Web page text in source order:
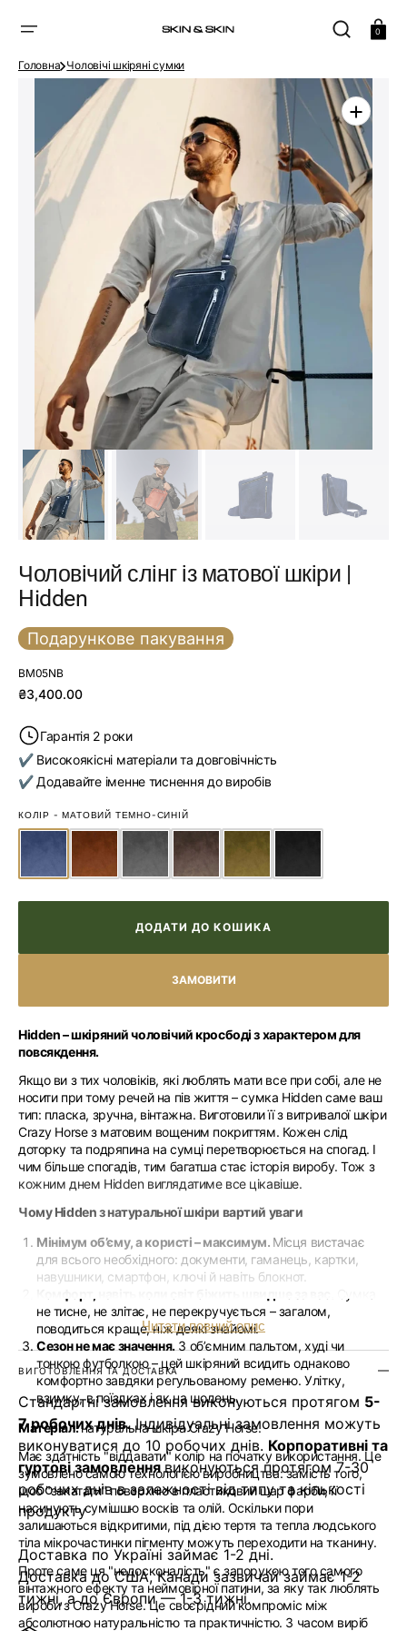
Кошик
0
Головна Чоловічі шкіряні сумки
Відкрити
головне
медіа
в
галереї
Чоловічий слінг із матової шкіри |
Hidden
Подарункове пакування
SKU:
BM05NB
Звичайна
₴3,400.00
Гарантія 2 роки
✔ Високоякісні матеріали та довговічність
✔ Додавайте іменне тиснення до виробів
КОЛІР -МАТОВИЙ ТЕМНО-СИНІЙ
ДОДАТИ ДО КОШИКА
Hidden – шкіряний чоловічий кросбоді з характером для
повсякдення.
Якщо ви з тих чоловіків, які люблять мати все при собі, але не
носити при тому речей на пів життя – сумка Hidden саме ваш
тип: пласка, зручна, вінтажна. Виготовили її з витривалої шкіри
Crazy Horse з матовим вощеним покриттям. Кожен слід
доторку та подряпина на сумці перетворюється на спогад. І
чим більше спогадів, тим багатша стає історія виробу. Тож з
кожним днем Hidden виглядатиме все цікавіше.
Чому Hidden з натуральної шкіри вартий уваги
Мінімум об’єму, а користі – максимум. Місця вистачає
для всього необхідного: документи, гаманець, картки,
навушники, смартфон, ключі й навіть блокнот.
не тисне, не злітає, не перекручується – загалом,
поводиться краще, ніж деякі знайомі.
Сезон не має значення.З обʼємним пальтом, худі чи
тонкою футболкою – цей шкіряний всидить однаково
комфортно завдяки регульованому ременю. Улітку,
взимку, в поїздках і як на щодень.
Матеріал:натуральна шкіра Crazy Horse.
Має здатність "віддавати" колір на початку використання. Це
зумовлено самою технологією виробництва: замість того,
щоб "закатати" поверхню в пластиковий шар фарби, її
насичують сумішшю восків та олій. Оскільки пори
залишаються відкритими, під дією тертя та тепла людського
тіла мікрочастинки пігменту можуть переходити на тканину.
Проте саме ця "недосконалість" є запорукою того самого
вінтажного ефекту та неймовірної патини, за яку так люблять
вироби з Crazy Horse. Це своєрідний компроміс між
абсолютною натуральністю та практичністю. З часом виріб
Читати повний опис
ВИГОТОВЛЕННЯ ТА ДОСТАВКА
Стандартні замовлення виконуються протягом 5-
7 робочих днів.Індивідуальні замовлення можуть
виконуватися до 10 робочих днів. Корпоративні та
гуртові замовленнявиконуються протягом 7-30
робочих днів в залежності від типу та кількості
продукту
Доставка по Україні займає 1-2 дні.
Доставка до США, Канади зазвичай займає 1-2
тижні, а до Європи — 1-3 тижні.